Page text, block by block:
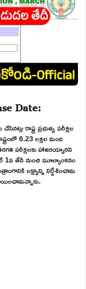
Date:
రాష్ట్ర ప్రభుత్వ పరీక్షల
6.23 లక్షల మంది
పరీక్షలకు హాజరయ్యారని
1వ తేదీ నుంచి మూల్యాంకనం
లక్ష్యాన్ని నిర్దేశించామ